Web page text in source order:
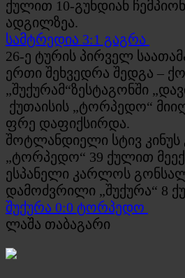
ქულით 10-გუნდიან
ადგილზეა.
სამტრედია 3:1 გაგრა
26-ე ტურის პირველ
ერთი შეხვედრა შედგა –
„შუქურამ“ზესტაგონში
ქუთაისის „ტორპედო“
ფრე დაფიქსირდა.
შოტლანდიელი სტივ
„ტორპედო“ 39 ქულით
ესპანელი კარლოს
დამოძვრილი „შუქურა“ 8
შუქურა 0:0 ტორპედო
ლაშა თაბაგარი